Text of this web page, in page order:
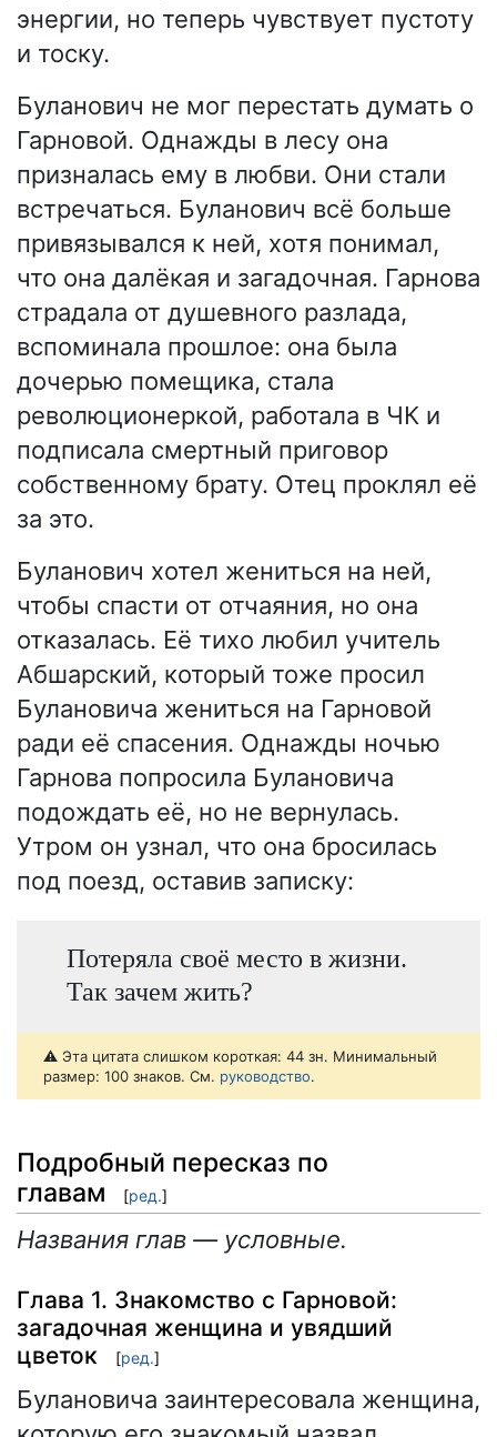
энергии, но теперь чувствует пустоту
и тоску.
Буланович не мог перестать думать о
Гарновой. Однажды в лесу она
призналась ему в любви. Они стали
встречаться. Буланович всё больше
привязывался к ней, хотя понимал,
что она далёкая и загадочная. Гарнова
страдала от душевного разлада,
вспоминала прошлое: она была
дочерью помещика, стала
революционеркой, работала в ЧК и
подписала смертный приговор
собственному брату. Отец проклял её
за это.
Буланович хотел жениться на ней,
чтобы спасти от отчаяния, но она
отказалась. Её тихо любил учитель
Абшарский, который тоже просил
Булановича жениться на Гарновой
ради её спасения. Однажды ночью
Гарнова попросила Булановича
подождать её, но не вернулась.
Утром он узнал, что она бросилась
под поезд, оставив записку:
Потеряла своё место в жизни.
Так зачем жить?
⚠️ Эта цитата слишком короткая: 44 зн. Минимальный
размер: 100 знаков. См. руководство.
Подробный пересказ по
главам
[ред.]
Названия глав — условные.
Глава 1. Знакомство с Гарновой:
загадочная женщина и увядший
цветок
[ред.]
Булановича заинтересовала женщина,